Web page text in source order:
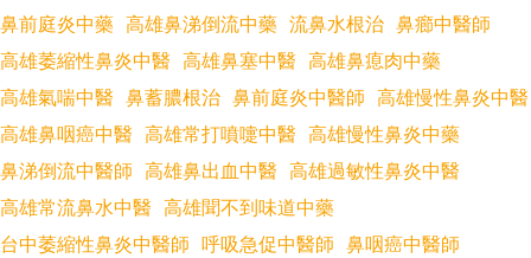
鼻前庭炎中藥 高雄鼻涕倒流中藥 流鼻水根治 鼻癤中醫師
高雄萎縮性鼻炎中醫 高雄鼻塞中醫 高雄鼻瘜肉中藥
高雄氣喘中醫 鼻蓄膿根治 鼻前庭炎中醫師 高雄慢性鼻炎中醫
高雄鼻咽癌中醫 高雄常打噴嚏中醫 高雄慢性鼻炎中藥
鼻涕倒流中醫師 高雄鼻出血中醫 高雄過敏性鼻炎中醫
高雄常流鼻水中醫 高雄聞不到味道中藥
台中萎縮性鼻炎中醫師 呼吸急促中醫師 鼻咽癌中醫師